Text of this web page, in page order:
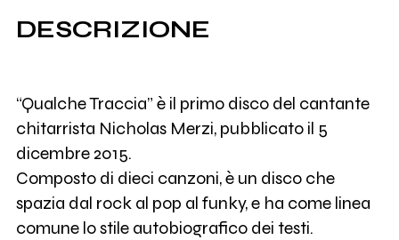
DESCRIZIONE
“Qualche Traccia” è il primo disco del cantante
chitarrista Nicholas Merzi, pubblicato il 5
dicembre 2015.
Composto di dieci canzoni, è un disco che
spazia dal rock al pop al funky, e ha come linea
comune lo stile autobiografico dei testi.